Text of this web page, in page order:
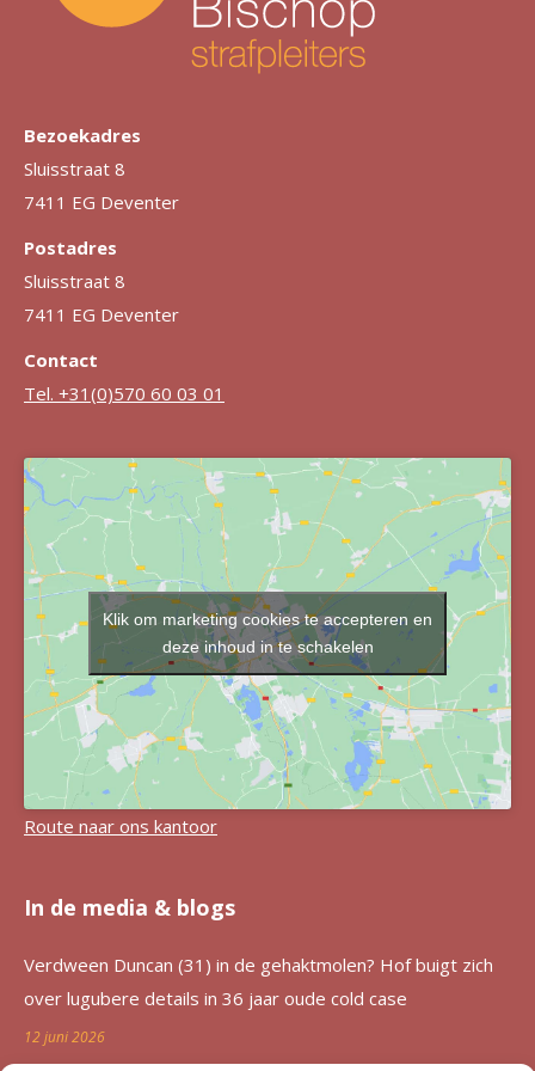
Bezoekadres
Sluisstraat 8
7411 EG Deventer
Postadres
Sluisstraat 8
7411 EG Deventer
Contact
Tel. +31(0)570 60 03 01
Klik om marketing cookies te accepteren en
deze inhoud in te schakelen
Route naar ons kantoor
In de media & blogs
Verdween Duncan (31) in de gehaktmolen? Hof buigt zich
over lugubere details in 36 jaar oude cold case
12 juni 2026